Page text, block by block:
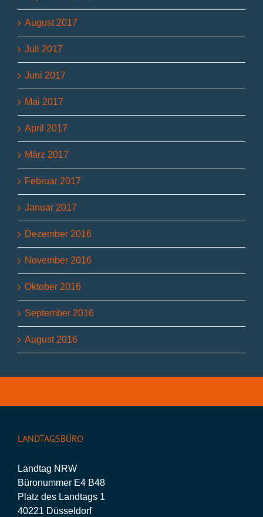
August 2017
Juli 2017
Juni 2017
Mai 2017
April 2017
März 2017
Februar 2017
Januar 2017
Dezember 2016
November 2016
Oktober 2016
September 2016
August 2016
LANDTAGSBÜRO
Landtag NRW
Büronummer E4 B48
Platz des Landtags 1
40221 Düsseldorf